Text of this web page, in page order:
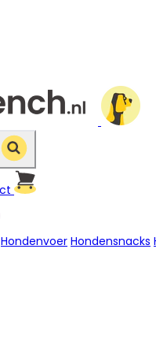
Hondenvoer Hondensnacks